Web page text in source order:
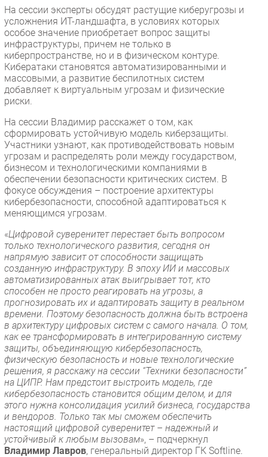
Тестовый стенд
Каталог компаний
На сессии эксперты обсудят растущие киберугрозы и
усложнения ИТ-ландшафта, в условиях которых
особое значение приобретает вопрос защиты
инфраструктуры, причем не только в
киберпространстве, но и в физическом контуре.
Кибератаки становятся автоматизированными и
массовыми, а развитие беспилотных систем
добавляет к виртуальным угрозам и физические
риски.
На сессии Владимир расскажет о том, как
сформировать устойчивую модель киберзащиты.
Участники узнают, как противодействовать новым
угрозам и распределять роли между государством,
бизнесом и технологическими компаниями в
обеспечении безопасности критических систем. В
фокусе обсуждения – построение архитектуры
кибербезопасности, способной адаптироваться к
меняющимся угрозам.
«Цифровой суверенитет перестает быть вопросом
только технологического развития, сегодня он
напрямую зависит от способности защищать
созданную инфраструктуру. В эпоху ИИ и массовых
автоматизированных атак выигрывает тот, кто
способен не просто реагировать на угрозы, а
прогнозировать их и адаптировать защиту в реальном
времени. Поэтому безопасность должна быть встроена
в архитектуру цифровых систем с самого начала. О том,
как ее трансформировать в интегрированную систему
защиты, объединяющую кибербезопасность,
физическую безопасность и новые технологические
решения, я расскажу на сессии “Техники безопасности”
на ЦИПР. Нам предстоит выстроить модель, где
кибербезопасность становится общим делом, и для
этого нужна консолидация усилий бизнеса, государства
и вендоров. Только так мы сможем обеспечить
настоящий цифровой суверенитет – надежный и
устойчивый к любым вызовам», – подчеркнул
Владимир Лавров, генеральный директор ГК Softline.